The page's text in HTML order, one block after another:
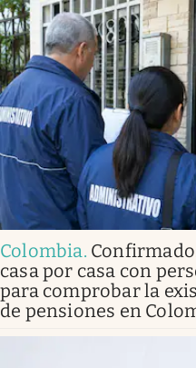
Colombia.
casa por casa con
para comprobar la
de pensiones en